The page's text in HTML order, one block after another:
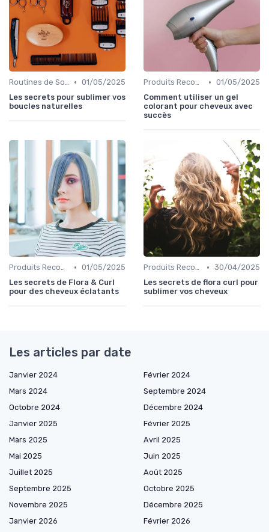
Routines de Soins Capillaires • 01/05/2025
Les secrets pour sublimer vos
boucles naturelles
Produits Recommandés • 01/05/2025
Comment utiliser un gel
colorant pour cheveux avec
succès
Produits Recommandés • 01/05/2025
Les secrets de Flora & Curl
pour des cheveux éclatants
Produits Recommandés • 30/04/2025
Les secrets de flora curl pour
sublimer vos cheveux
Les articles par date
Janvier 2024
Février 2024
Mars 2024
Septembre 2024
Octobre 2024
Décembre 2024
Janvier 2025
Février 2025
Mars 2025
Avril 2025
Mai 2025
Juin 2025
Juillet 2025
Août 2025
Septembre 2025
Octobre 2025
Novembre 2025
Décembre 2025
Janvier 2026
Février 2026